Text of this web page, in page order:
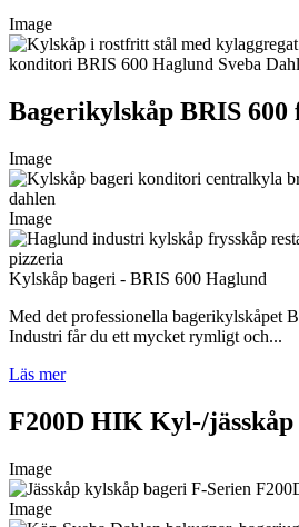
Image
Bagerikylskåp BRIS
Image
Image
Kylskåp bageri - BRIS 600 Haglund
Med det professionella bagerikylskåpet
Industri får du ett mycket rymligt och...
Läs mer
F200D HIK Kyl-/jässkåp
Image
Image